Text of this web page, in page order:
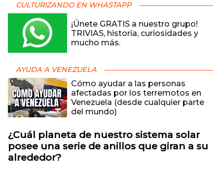
CULTURIZANDO EN WHASTAPP
¡Únete GRATIS a nuestro grupo!
TRIVIAS, historia, curiosidades y
mucho más.
AYUDA A VENEZUELA
Cómo ayudar a las personas
afectadas por los terremotos en
Venezuela (desde cualquier parte
del mundo)
¿Cuál planeta de nuestro sistema solar
posee una serie de anillos que giran a su
alrededor?